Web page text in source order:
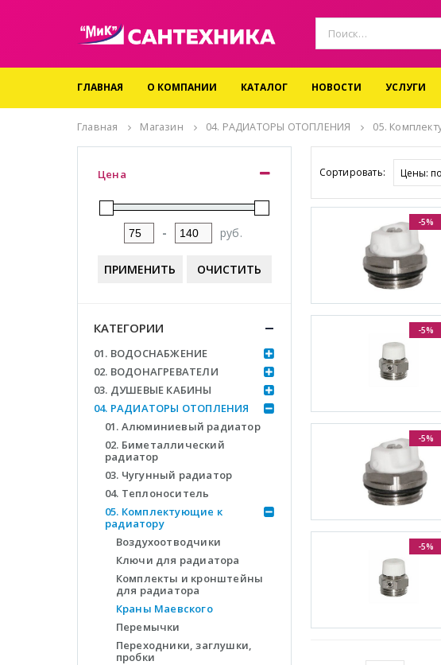
ГЛАВНАЯ О КОМПАНИИ КАТАЛОГ НОВОСТИ УСЛУГИ
Главная Магазин 04. РАДИАТОРЫ ОТОПЛЕНИЯ 05.
Сортировать:
-5%
-5%
-5%
-5%
Цена
- руб.
ПРИМЕНИТЬ ОЧИСТИТЬ
КАТЕГОРИИ
01. ВОДОСНАБЖЕНИЕ
02. ВОДОНАГРЕВАТЕЛИ
03. ДУШЕВЫЕ КАБИНЫ
04. РАДИАТОРЫ ОТОПЛЕНИЯ
01. Алюминиевый радиатор
02. Биметаллический
радиатор
03. Чугунный радиатор
04. Теплоноситель
05. Комплектующие к
радиатору
Воздухоотводчики
Ключи для радиатора
Комплекты и кронштейны
для радиатора
Краны Маевского
Перемычки
Переходники, заглушки,
пробки